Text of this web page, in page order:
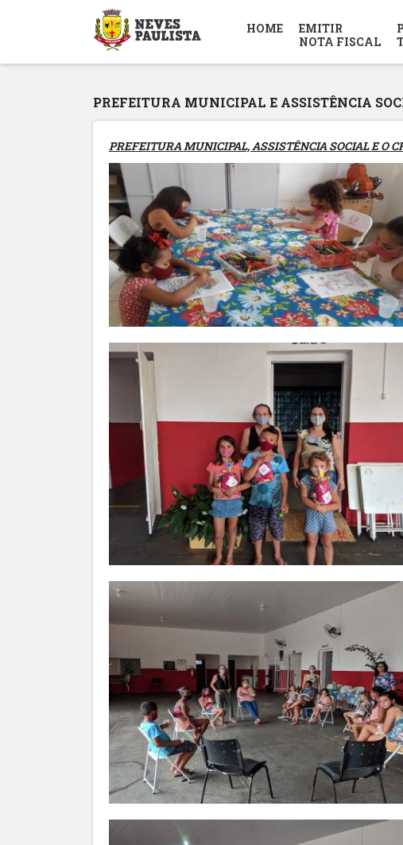
HOME
EMITIR
NOTA FISCAL
PREFEITURA MUNICIPAL E ASSISTÊNCIA
PREFEITURA MUNICIPAL, ASSISTÊNCIA SOCIAL E O